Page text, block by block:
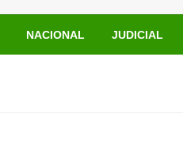
NACIONAL JUDICIAL